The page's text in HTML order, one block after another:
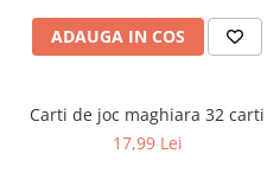
ADAUGA IN COS
Carti de joc maghiara 32 carti
17,99 Lei